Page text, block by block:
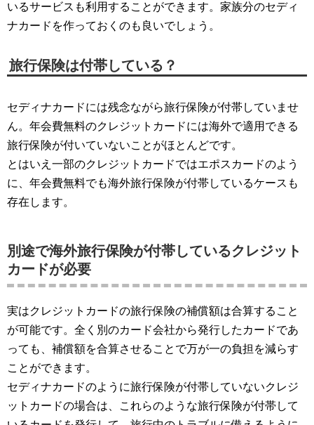
いるサービスも利用することができます。家族分のセディ
ナカードを作っておくのも良いでしょう。
旅行保険は付帯している？
セディナカードには残念ながら旅行保険が付帯していませ
ん。年会費無料のクレジットカードには海外で適用できる
旅行保険が付いていないことがほとんどです。
とはいえ一部のクレジットカードではエポスカードのよう
に、年会費無料でも海外旅行保険が付帯しているケースも
存在します。
別途で海外旅行保険が付帯しているクレジット
カードが必要
実はクレジットカードの旅行保険の補償額は合算すること
が可能です。全く別のカード会社から発行したカードであ
っても、補償額を合算させることで万が一の負担を減らす
ことができます。
セディナカードのように旅行保険が付帯していないクレジ
ットカードの場合は、これらのような旅行保険が付帯して